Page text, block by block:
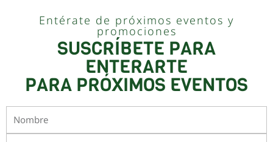
Entérate de próximos eventos y
promociones
SUSCRÍBETE PARA
ENTERARTE
PARA PRÓXIMOS EVENTOS